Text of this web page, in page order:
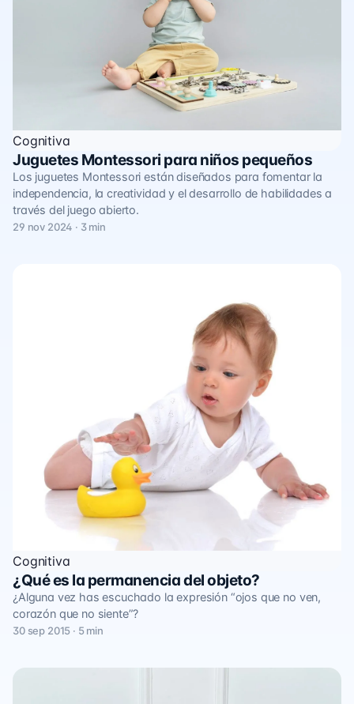
Cognitiva
Juguetes Montessori para niños pequeños
Los juguetes Montessori están diseñados para fomentar la
independencia, la creatividad y el desarrollo de habilidades a
través del juego abierto.
29 nov 2024 · 3 min
Cognitiva
¿Qué es la permanencia del objeto?
¿Alguna vez has escuchado la expresión “ojos que no ven,
corazón que no siente”?
30 sep 2015 · 5 min